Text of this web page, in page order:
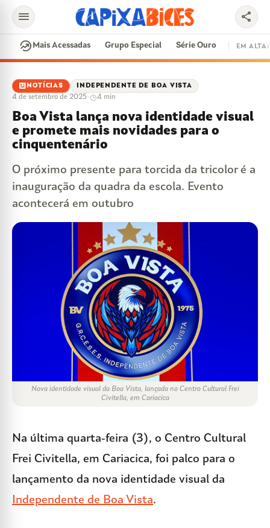
search
EM ALTA
CONTRATAÇÕES VAI E VEM
DISPUTA DE SAMBA SAMBA-ENREDO
PARINTINS EVENTOS FEIJOADA
menu share
whatshot Mais Acessadas Grupo Especial Série Ouro EM ALTA:
Nova identidade visual da Boa Vista, lançada no Centro Cultural Frei
Civitella, em Cariacica
newsmode NOTÍCIAS INDEPENDENTE DE BOA VISTA
4 de setembro de 2025· 4 min
Boa Vista lança nova identidade visual
e promete mais novidades para o
cinquentenário
O próximo presente para torcida da tricolor é a
inauguração da quadra da escola. Evento
acontecerá em outubro
Na última quarta-feira (3), o Centro Cultural
Frei Civitella, em Cariacica, foi palco para o
lançamento da nova identidade visual da
Independente de Boa Vista.